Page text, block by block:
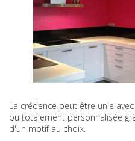
La crédence peut être unie
ou totalement personnalisée
d'un motif au choix.